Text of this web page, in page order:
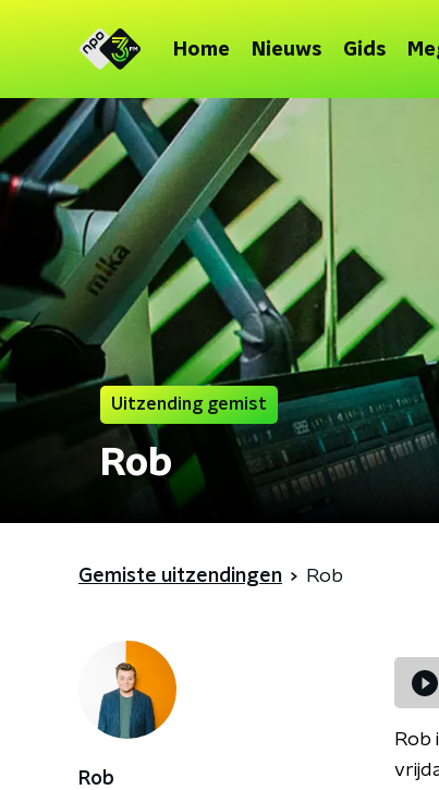
Home Nieuws Gids
Uitzending gemist
Rob
Gemiste uitzendingen Rob
Rob
Rob